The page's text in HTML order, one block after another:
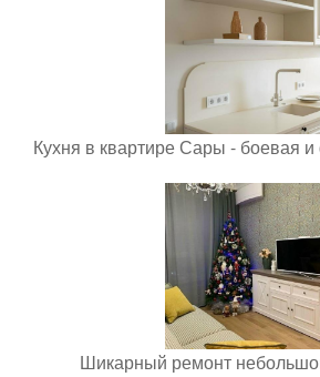
Кухня в квартире Сары - боевая
Шикарный ремонт